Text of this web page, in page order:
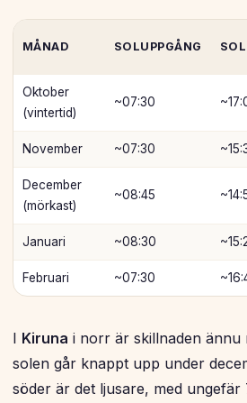
MÅNAD SOLUPPGÅNG
Oktober
(vintertid)
~07:30
November ~07:30
December
(mörkast)
~08:45
Januari ~08:30
Februari ~07:30
I Kiruna i norr är skillnaden
solen går knappt upp under
söder är det ljusare, med ungefär